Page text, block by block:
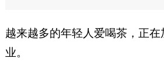
越来越多的年轻人爱喝茶，正
业。